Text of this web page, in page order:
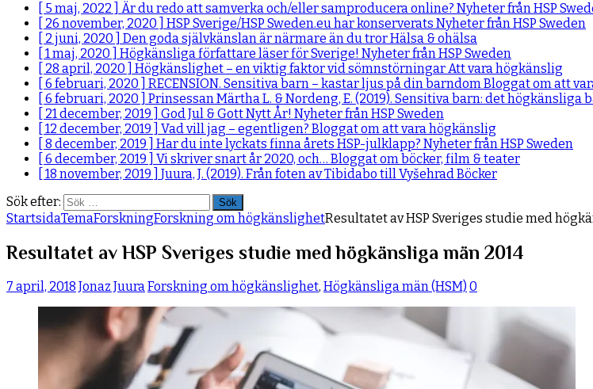
[ 5 maj, 2022 ] Är du redo att samverka och/eller samproducera online? Nyheter från HSP
[ 26 november, 2020 ] HSP Sverige/HSP Sweden.eu har konserverats Nyheter från HSP Sweden
[ 2 juni, 2020 ] Den goda självkänslan är närmare än du trorHälsa & ohälsa
[ 1 maj, 2020 ] Högkänsliga författare läser för Sverige! Nyheter från HSP Sweden
[ 28 april, 2020 ] Högkänslighet – en viktig faktor vid sömnstörningarAtt vara högkänslig
[ 6 februari, 2020 ] RECENSION. Sensitiva barn – kastar ljus på din barndomBloggat om att
[ 6 februari, 2020 ] Prinsessan Märtha L. & Nordeng, E. (2019). Sensitiva barn: det
[ 21 december, 2019 ] God Jul & Gott Nytt År! Nyheter från HSP Sweden
[ 12 december, 2019 ] Vad vill jag – egentligen? Bloggat om att vara högkänslig
[ 8 december, 2019 ] Har du inte lyckats finna årets HSP-julklapp? Nyheter från HSP Sweden
[ 6 december, 2019 ] Vi skriver snart år 2020, och… Bloggat om böcker, film & teater
[ 18 november, 2019 ] Juura, J. (2019). Från foten av Tibidabo till VyšehradBöcker
Sök efter:
StartsidaTemaForskningForskning om högkänslighetResultatet av HSP Sveriges studie med
Resultatet av HSP Sveriges studie med högkänsliga män 2014
7 april, 2018 Jonaz JuuraForskning om högkänslighet, Högkänsliga män (HSM) 0